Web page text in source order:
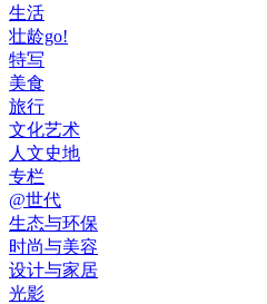
生活
壮龄go!
特写
美食
旅行
文化艺术
人文史地
专栏
@世代
生态与环保
时尚与美容
设计与家居
光影